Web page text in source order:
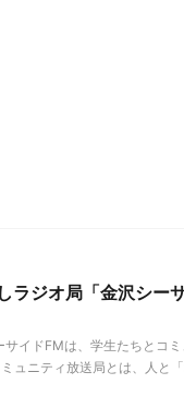
ラジオ局「金沢シー
イドFMは、学生たちとコ
ュニティ放送局とは、人と